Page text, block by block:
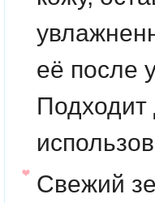
её после
Подходит
Свежий